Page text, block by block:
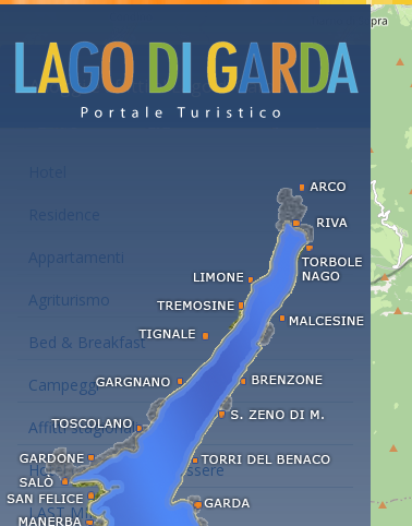
Alloggi e affitti al Lago di Garda
Appartamenti
Agriturismo
Bed & Breakfast
Campeggi
Affitti stagionali
Hotel con centro benessere
LAST MINUTE